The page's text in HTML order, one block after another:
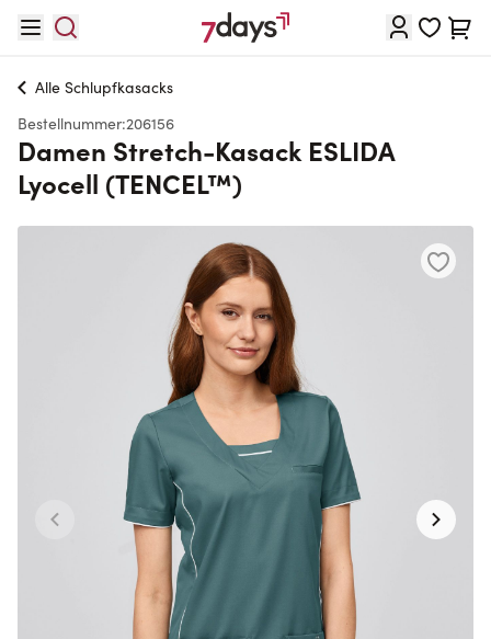
Alle Schlupfkasacks
Bestellnummer:206156
Damen Stretch-Kasack ESLIDA
Lyocell (TENCEL™)